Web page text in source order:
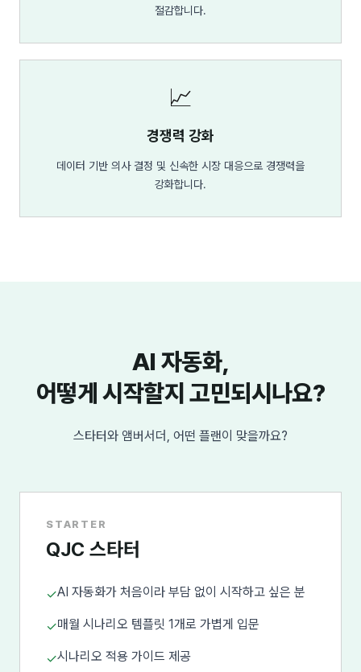
절감합니다.
📈
경쟁력 강화
데이터 기반 의사 결정 및 신속한 시장 대응으로 경쟁력을
강화합니다.
AI 자동화,
어떻게 시작할지 고민되시나요?
스타터와 앰버서더, 어떤 플랜이 맞을까요?
STARTER
QJC 스타터
✓AI 자동화가 처음이라 부담 없이 시작하고 싶은 분
✓매월 시나리오 템플릿 1개로 가볍게 입문
✓시나리오 적용 가이드 제공